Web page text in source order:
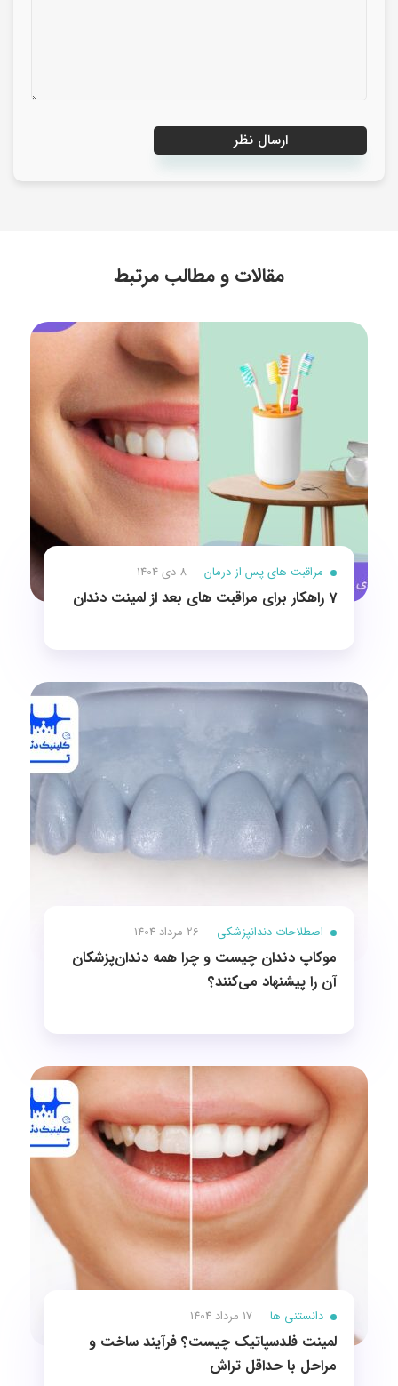
مقالات و مطالب مرتبط
مراقبت های پس از درمان 8 دی 1404
7 راهکار برای مراقبت های بعد از لمینت دندان
اصطلاحات دندانپزشکی 26 مرداد 1404
موکاپ دندان چیست و چرا همه دندان‌پزشکان
آن را پیشنهاد می‌کنند؟
دانستنی ها 17 مرداد 1404
لمینت فلدسپاتیک چیست؟ فرآیند ساخت و
مراحل با حداقل تراش